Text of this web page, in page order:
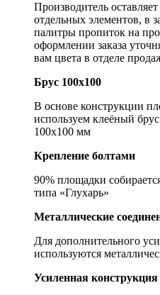
Производитель
отдельных элементов, в
палитры пропиток на
оформлении заказа
вам цвета в отделе
Брус 100х100
В основе конструкции
используем клеёный
100х100 мм
Крепление болтами
90% площадки
типа «Глухарь»
Металлические
Для дополнительного
используются
Усиленная конструкция